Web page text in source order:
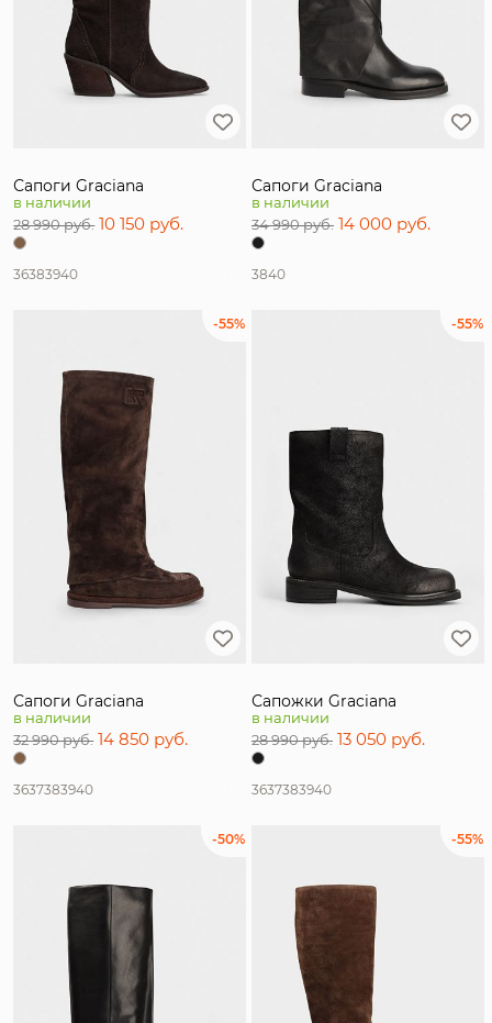
Сапоги Graciana
в наличии
28 990 руб. 10 150 руб.
36383940
Сапоги Graciana
в наличии
34 990 руб. 14 000 руб.
3840
-55%
Сапоги Graciana
в наличии
32 990 руб. 14 850 руб.
3637383940
-55%
Сапожки Graciana
в наличии
28 990 руб. 13 050 руб.
3637383940
-50% -55%